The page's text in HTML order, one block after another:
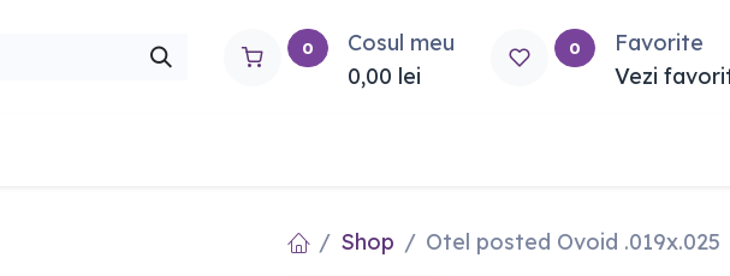
0
Cosul meu
0,00 lei
0
Favorite
Vezi
Shop
Otel posted Ovoid .019x.025